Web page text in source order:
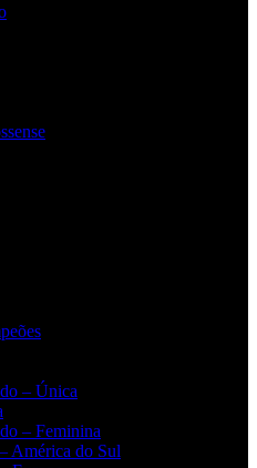
– Única
– Feminina
América do Sul